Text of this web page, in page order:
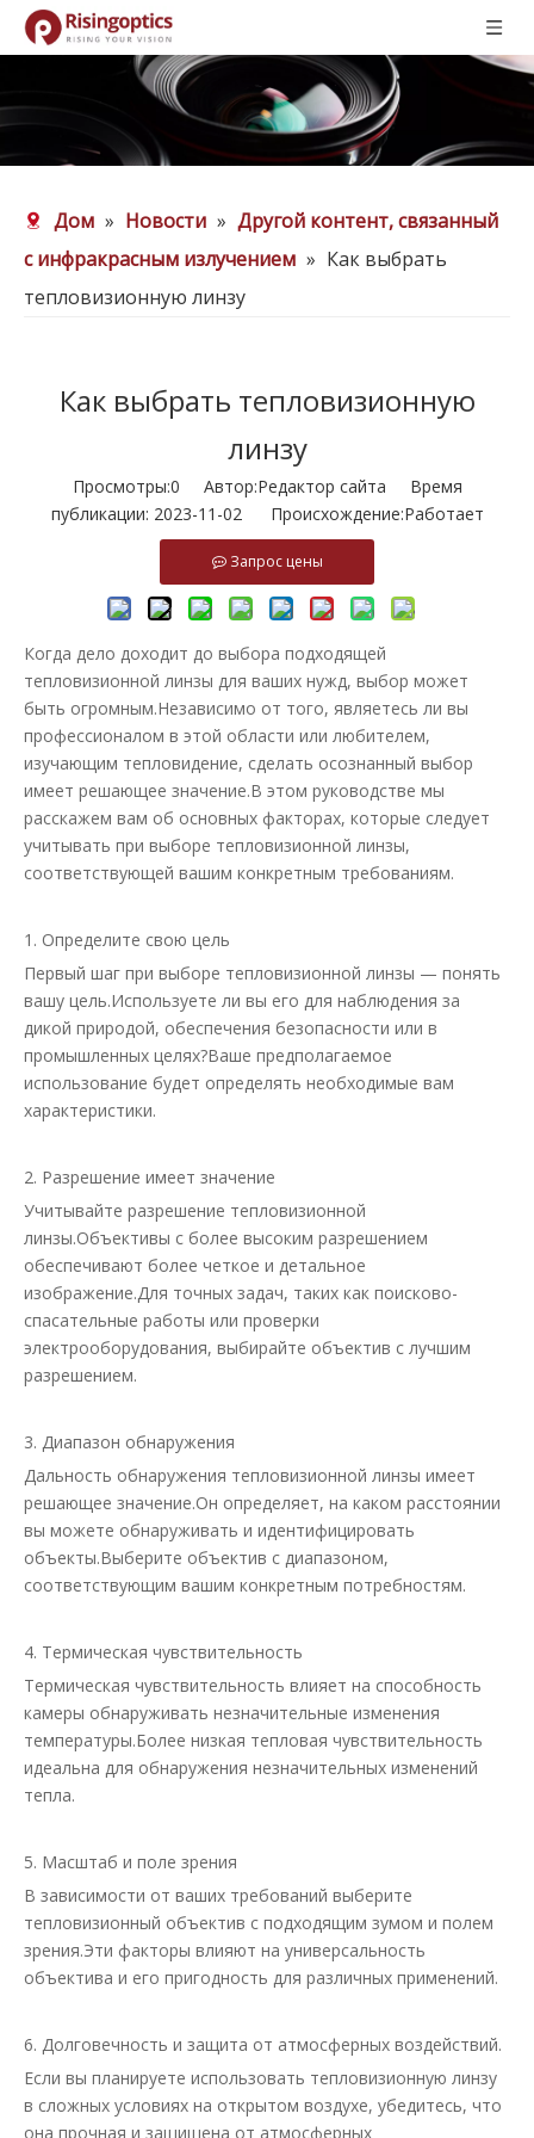
Дом » Новости » Другой контент, связанный
с инфракрасным излучением » Как выбрать
тепловизионную линзу
Как выбрать тепловизионную
линзу
Просмотры:0 Автор:Pедактор сайта Время
публикации: 2023-11-02 Происхождение:Работает
Запрос цены
Когда дело доходит до выбора подходящей
тепловизионной линзы для ваших нужд, выбор может
быть огромным.Независимо от того, являетесь ли вы
профессионалом в этой области или любителем,
изучающим тепловидение, сделать осознанный выбор
имеет решающее значение.В этом руководстве мы
расскажем вам об основных факторах, которые следует
учитывать при выборе тепловизионной линзы,
соответствующей вашим конкретным требованиям.
1. Определите свою цель
Первый шаг при выборе тепловизионной линзы — понять
вашу цель.Используете ли вы его для наблюдения за
дикой природой, обеспечения безопасности или в
промышленных целях?Ваше предполагаемое
использование будет определять необходимые вам
характеристики.
2. Разрешение имеет значение
Учитывайте разрешение тепловизионной
линзы.Объективы с более высоким разрешением
обеспечивают более четкое и детальное
изображение.Для точных задач, таких как поисково-
спасательные работы или проверки
электрооборудования, выбирайте объектив с лучшим
разрешением.
3. Диапазон обнаружения
Дальность обнаружения тепловизионной линзы имеет
решающее значение.Он определяет, на каком расстоянии
вы можете обнаруживать и идентифицировать
объекты.Выберите объектив с диапазоном,
соответствующим вашим конкретным потребностям.
4. Термическая чувствительность
Термическая чувствительность влияет на способность
камеры обнаруживать незначительные изменения
температуры.Более низкая тепловая чувствительность
идеальна для обнаружения незначительных изменений
тепла.
5. Масштаб и поле зрения
В зависимости от ваших требований выберите
тепловизионный объектив с подходящим зумом и полем
зрения.Эти факторы влияют на универсальность
объектива и его пригодность для различных применений.
6. Долговечность и защита от атмосферных воздействий.
Если вы планируете использовать тепловизионную линзу
в сложных условиях на открытом воздухе, убедитесь, что
она прочная и защищена от атмосферных